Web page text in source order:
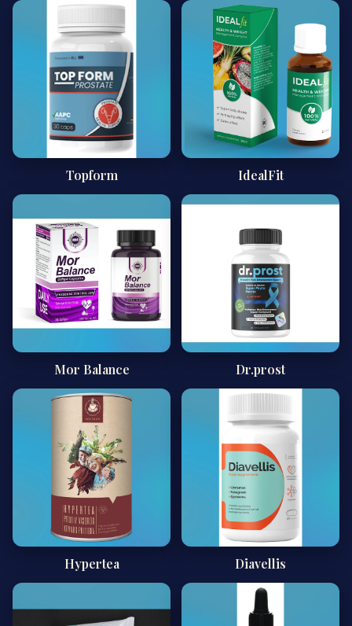
Topform IdealFit
Mor Balance Dr.prost
Hypertea Diavellis